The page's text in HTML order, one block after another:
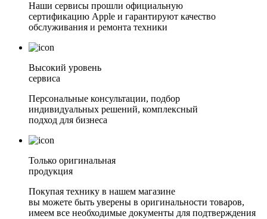
Наши сервисы прошли официальную
сертификацию Apple и гарантируют качество
обслуживания и ремонта техники
Высокий уровень
сервиса
Персональные консультации, подбор
индивидуальных решений, комплексный
подход для бизнеса
Только оригинальная
продукция
Покупая технику в нашем магазине
вы можете быть уверены в оригинальности товаров,
имеем все необходимые документы для подтверждения